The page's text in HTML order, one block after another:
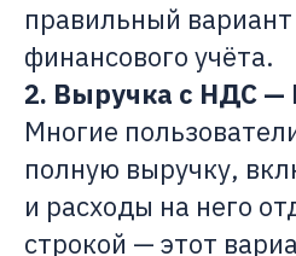
правильный вариант
финансового учёта.
2. Выручка с НДС —
Многие
полную выручку,
и расходы на него
строкой — этот